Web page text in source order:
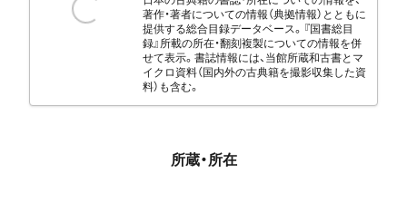
著作・著者についての情報（典拠情報）とともに
提供する総合目録データベース。『国書総目
録』所載の所在・翻刻複製についての情報を併
せて表示。書誌情報には、当館所蔵和古書とマ
イクロ資料（国内外の古典籍を撮影収集した資
料）も含む。
所蔵・所在